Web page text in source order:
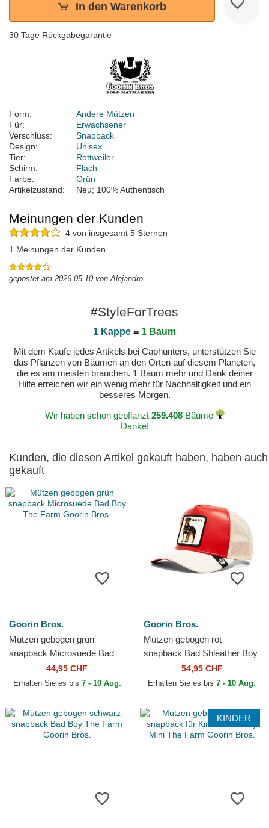
In den Warenkorb
30 Tage Rückgabegarantie
Form:
Andere Mützen
Für:
Erwachsener
Verschluss:
Snapback
Design:
Unisex
Tier:
Rottweiler
Schirm:
Flach
Farbe:
Grün
Artikelzustand:
Neu; 100% Authentisch
Meinungen der Kunden
4 von insgesamt 5 Sternen
1 Meinungen der Kunden
gepostet am 2026-05-10 von Alejandro
#StyleForTrees
1 Kappe = 1 Baum
Mit dem Kaufe jedes Artikels bei Caphunters, unterstützen Sie
das Pflanzen von Bäumen an den Orten auf diesem Planeten,
die es am meisten brauchen. 1 Baum mehr und Dank deiner
Hilfe erreichen wir ein wenig mehr für Nachhaltigkeit und ein
besseres Morgen.
Wir haben schon gepflanzt 259.408Bäume
Danke!
Kunden, die diesen Artikel gekauft haben, haben auch
gekauft
Goorin Bros.
Mützen gebogen grün
snapback Microsuede Bad
Boy The Farm Goorin Bros.
44,95 CHF
Erhalten Sie es bis 7 - 10 Aug.
Goorin Bros.
Mützen gebogen rot
snapback Bad Shleather Boy
The Farm Goorin Bros.
54,95 CHF
Erhalten Sie es bis 7 - 10 Aug.
KINDER